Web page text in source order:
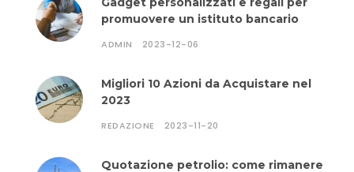
promuovere un istituto bancario
ADMIN 2023-12-06
Migliori 10 Azioni da Acquistare nel
2023
REDAZIONE 2023-11-20
Quotazione petrolio: come rimanere